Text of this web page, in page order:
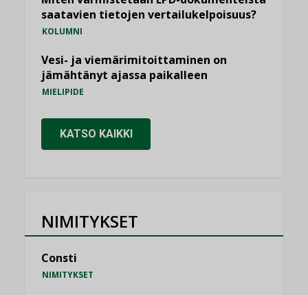
saatavien tietojen vertailukelpoisuus?
KOLUMNI
Vesi- ja viemärimitoittaminen on
jämähtänyt ajassa paikalleen
MIELIPIDE
KATSO KAIKKI
NIMITYKSET
Consti
NIMITYKSET